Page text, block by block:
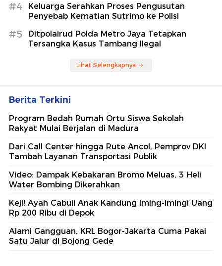
#4
Keluarga Serahkan Proses Pengusutan
Penyebab Kematian Sutrimo ke Polisi
#5
Ditpolairud Polda Metro Jaya Tetapkan
Tersangka Kasus Tambang Ilegal
Lihat Selengkapnya
Berita Terkini
Program Bedah Rumah Ortu Siswa Sekolah
Rakyat Mulai Berjalan di Madura
Dari Call Center hingga Rute Ancol, Pemprov DKI
Tambah Layanan Transportasi Publik
Video: Dampak Kebakaran Bromo Meluas, 3 Heli
Water Bombing Dikerahkan
Keji! Ayah Cabuli Anak Kandung Iming-imingi Uang
Rp 200 Ribu di Depok
Alami Gangguan, KRL Bogor-Jakarta Cuma Pakai
Satu Jalur di Bojong Gede